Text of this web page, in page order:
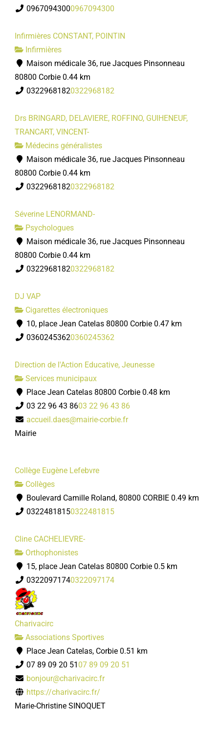
09670943000967094300
Infirmières CONSTANT, POINTIN
Infirmières
Maison médicale 36, rue Jacques Pinsonneau
80800 Corbie 0.44 km
03229681820322968182
Drs BRINGARD, DELAVIERE, ROFFINO, GUIHENEUF,
TRANCART, VINCENT-
Médecins généralistes
Maison médicale 36, rue Jacques Pinsonneau
80800 Corbie 0.44 km
03229681820322968182
Séverine LENORMAND-
Psychologues
Maison médicale 36, rue Jacques Pinsonneau
80800 Corbie 0.44 km
03229681820322968182
DJ VAP
Cigarettes électroniques
10, place Jean Catelas 80800 Corbie 0.47 km
03602453620360245362
Direction de l'Action Educative, Jeunesse
Services municipaux
Place Jean Catelas 80800 Corbie 0.48 km
03 22 96 43 8603 22 96 43 86
accueil.daes@mairie-corbie.fr
Mairie
Collège Eugène Lefebvre
Collèges
Boulevard Camille Roland, 80800 CORBIE 0.49 km
03224818150322481815
Cline CACHELIEVRE-
Orthophonistes
15, place Jean Catelas 80800 Corbie 0.5 km
03220971740322097174
Charivacirc
Associations Sportives
Place Jean Catelas, Corbie 0.51 km
07 89 09 20 51 07 89 09 20 51
bonjour@charivacirc.fr
https://charivacirc.fr/
Marie-Christine SINOQUET